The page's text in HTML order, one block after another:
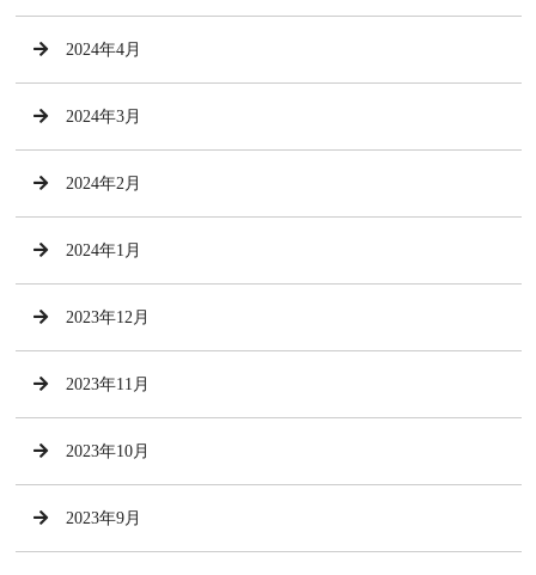
2024年4月
2024年3月
2024年2月
2024年1月
2023年12月
2023年11月
2023年10月
2023年9月